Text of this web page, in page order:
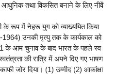
तथा विकसित बनाने के लिए नीवें
के रूप में नेहरू युग को व्याख्ययित किया
1964) उनकी मृत्यु तक के कार्यकाल को
के आम चुनाव के बाद भारत के पहले स्व
की रात्रि में अपने दिए गए भाषण
जोर दिया। (1) उम्मीद (2) आकांक्षा